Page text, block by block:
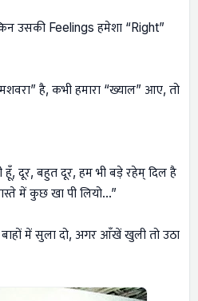
उसकी Feelings हमेशा “Right”
है, कभी हमारा “ख्याल” आए, तो
हूँ, दूर, बहुत दूर, हम भी बड़े रहेम् दिल है
में कुछ खा पी लियो…”
में सुला दो, अगर आँखें खुली तो उठा